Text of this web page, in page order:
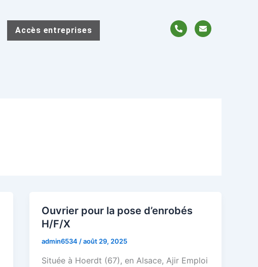
Accès entreprises
P
h
o
E
n
v
Ouvrier pour la pose d’enrobés
H/F/X
admin6534 /août 29, 2025
Située à Hoerdt (67), en Alsace, Ajir Emploi